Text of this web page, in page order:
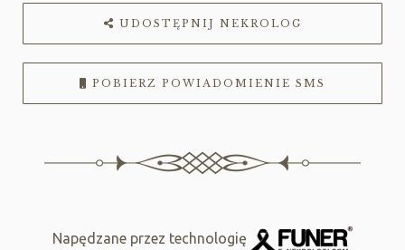
UDOSTĘPNIJ NEKROLOG
POBIERZ POWIADOMIENIE SMS
Napędzane przez technologię